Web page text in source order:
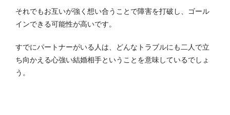
それでもお互いが強く想い合うことで障害を打破し、ゴール
インできる可能性が高いです。
すでにパートナーがいる人は、どんなトラブルにも二人で立
ち向かえる心強い結婚相手ということを意味しているでしょ
う。